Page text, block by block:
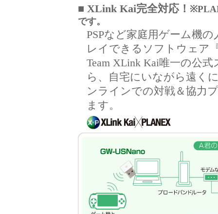
■ XLink Kai完全対応！
です。
PSPなど家庭用ゲーム機
レイできるソフトウェア
Team XLink Kai唯一の公
ら、自宅にいながら遠く
ンラインでの対戦＆協力
ます。